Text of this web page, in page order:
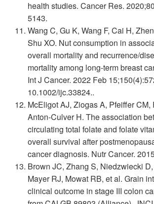
health studies. Cancer Res.
5143.
Wang C, Gu K, Wang F, Cai H,
Shu XO. Nut consumption in
overall mortality and recurrence/
mortality among long-term breast
Int J Cancer. 2022 Feb
10.1002/ijc.33824..
McEligot AJ, Ziogas A, Pfeiffer CM,
Anton-Culver H. The association
circulating total folate and folate
overall survival after
cancer diagnosis. Nutr Cancer.
Brown JC, Zhang S, Niedzwiecki
Mayer RJ, Mowat RB, et al. Grain
clinical outcome in stage III colon